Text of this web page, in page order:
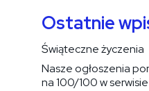
Ostatnie
Świąteczne życzenia
Nasze ogłoszenia
na 100/100 w